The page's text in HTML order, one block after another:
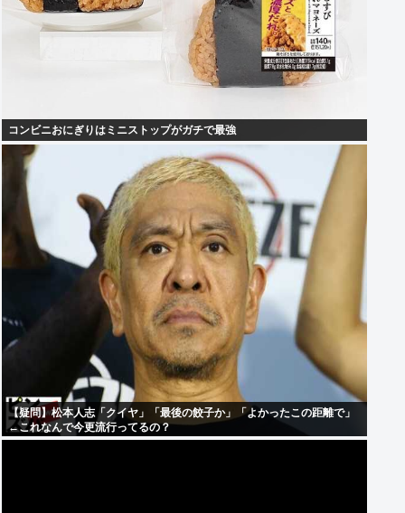
コンビニおにぎりはミニストップがガチで最強
【疑問】松本人志「クイヤ」「最後の餃子か」「よかったこの距離で」
←これなんで今更流行ってるの？